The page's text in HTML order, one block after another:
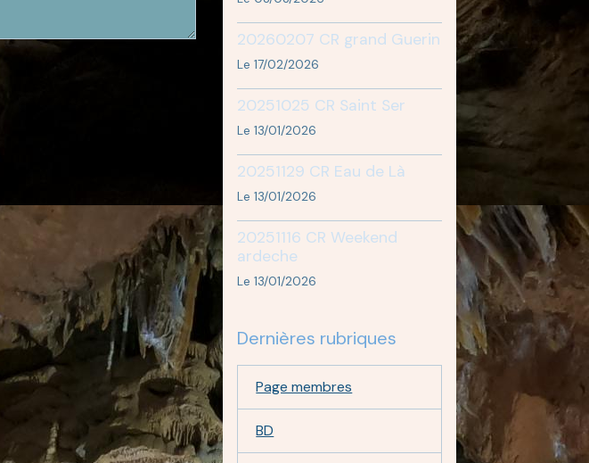
20260207 CR grand Guerin
Le 17/02/2026
20251025 CR Saint Ser
Le 13/01/2026
20251129 CR Eau de Là
Le 13/01/2026
20251116 CR Weekend
ardeche
Le 13/01/2026
Dernières rubriques
Page membres
BD